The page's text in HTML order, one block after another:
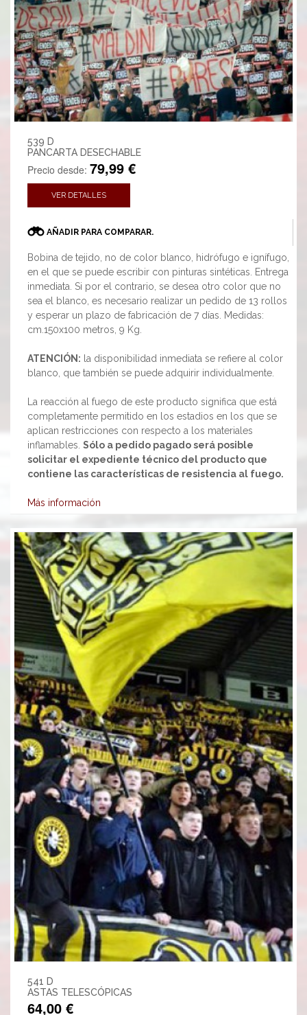
539 D
PANCARTA DESECHABLE
Precio desde: 79,99 €
VER DETALLES
AÑADIR PARA COMPARAR.
Bobina de tejido, no de color blanco, hidrófugo e ignífugo,
en el que se puede escribir con pinturas sintéticas. Entrega
inmediata. Si por el contrario, se desea otro color que no
sea el blanco, es necesario realizar un pedido de 13 rollos
y esperar un plazo de fabricación de 7 días. Medidas:
cm.150x100 metros, 9 Kg.
ATENCIÓN: la disponibilidad inmediata se refiere al color
blanco, que también se puede adquirir individualmente.
La reacción al fuego de este producto significa que está
completamente permitido en los estadios en los que se
aplican restricciones con respecto a los materiales
inflamables. Sólo a pedido pagado será posible
solicitar el expediente técnico del producto que
contiene las características de resistencia al fuego.
Más información
541 D
ASTAS TELESCÓPICAS
64,00 €